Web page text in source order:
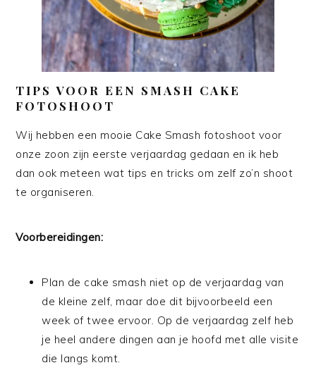
TIPS VOOR EEN SMASH CAKE
FOTOSHOOT
Wij hebben een mooie Cake Smash fotoshoot voor
onze zoon zijn eerste verjaardag gedaan en ik heb
dan ook meteen wat tips en tricks om zelf zo’n shoot
te organiseren.
Voorbereidingen:
Plan de cake smash niet op de verjaardag van
de kleine zelf, maar doe dit bijvoorbeeld een
week of twee ervoor. Op de verjaardag zelf heb
je heel andere dingen aan je hoofd met alle visite
die langs komt.